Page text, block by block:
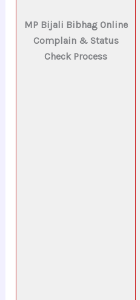
MP Bijali Bibhag Online
Complain & Status
Check Process